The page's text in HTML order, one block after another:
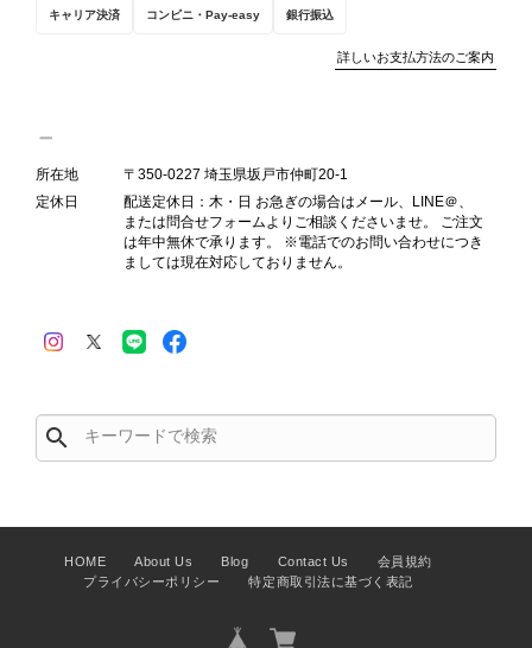
キャリア決済 コンビニ・Pay-easy 銀行振込
詳しいお支払方法のご案内
所在地
〒350-0227 埼玉県坂戸市仲町20-1
定休日
配送定休日：木・日 お急ぎの場合はメール、LINE＠、
または問合せフォームよりご相談くださいませ。 ご注文
は年中無休で承ります。 ※電話でのお問い合わせにつき
ましては現在対応しておりません。
search
HOME About Us Blog Contact Us
会員規約
プライバシーポリシー
特定商取引法に基づく表記